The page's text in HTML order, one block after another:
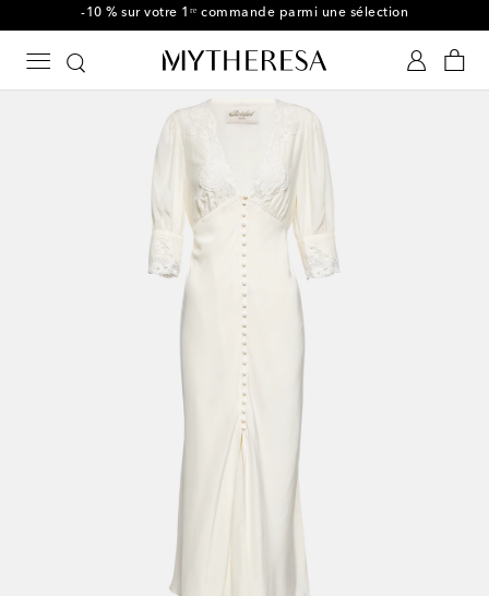
-10 % sur votre 1ʳᵉ commande parmi une sélection